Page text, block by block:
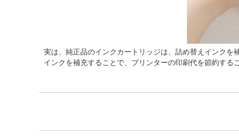
実は、純正品のインクカートリッジは、詰め替えインクを
インクを補充することで、プリンターの印刷代を節約する